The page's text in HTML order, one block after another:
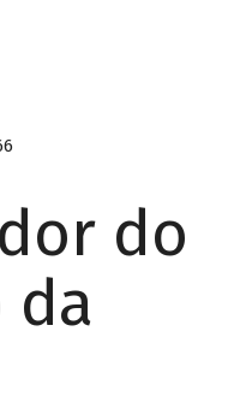
do
da